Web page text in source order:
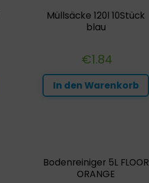
Müllsäcke 120l 10Stück
blau
€1.84
In den Warenkorb
Bodenreiniger 5L FLOOR
ORANGE